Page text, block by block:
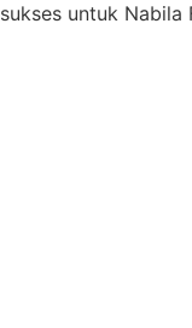
untuk Nabila